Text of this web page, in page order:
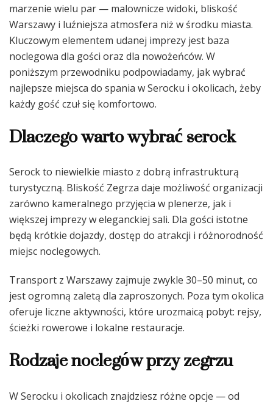
marzenie wielu par — malownicze widoki, bliskość
Warszawy i luźniejsza atmosfera niż w środku miasta.
Kluczowym elementem udanej imprezy jest baza
noclegowa dla gości oraz dla nowożeńców. W
poniższym przewodniku podpowiadamy, jak wybrać
najlepsze miejsca do spania w Serocku i okolicach, żeby
każdy gość czuł się komfortowo.
Dlaczego warto wybrać serock
Serock to niewielkie miasto z dobrą infrastrukturą
turystyczną. Bliskość Zegrza daje możliwość organizacji
zarówno kameralnego przyjęcia w plenerze, jak i
większej imprezy w eleganckiej sali. Dla gości istotne
będą krótkie dojazdy, dostęp do atrakcji i różnorodność
miejsc noclegowych.
Transport z Warszawy zajmuje zwykle 30–50 minut, co
jest ogromną zaletą dla zaproszonych. Poza tym okolica
oferuje liczne aktywności, które urozmaicą pobyt: rejsy,
ścieżki rowerowe i lokalne restauracje.
Rodzaje noclegów przy zegrzu
W Serocku i okolicach znajdziesz różne opcje — od